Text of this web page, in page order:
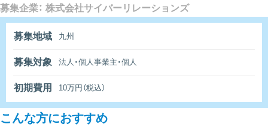
募集企業： 株式会社サイバーリレーションズ
募集地域 九州
募集対象 法人・個人事業主・個人
初期費用 10万円（税込）
こんな方におすすめ